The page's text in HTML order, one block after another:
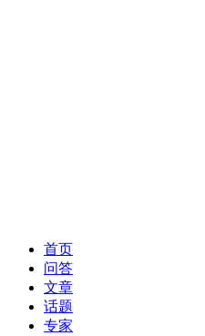
首页
问答
文章
话题
专家